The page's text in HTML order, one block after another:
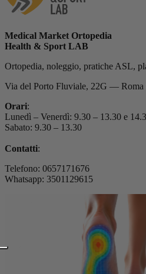
Medical Market Ortopedia
Health & Sport LAB
Ortopedia, noleggio, pratiche ASL,
Via del Porto Fluviale, 22G — Roma
Orari:
Lunedì – Venerdì: 9.30 – 13.30 e
Sabato: 9.30 – 13.30
Contatti:
Telefono: 0657171676
Whatsapp: 3501129615